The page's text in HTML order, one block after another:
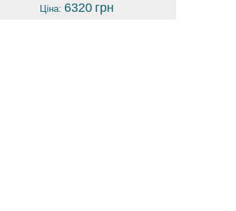
Ціна: 6320 грн